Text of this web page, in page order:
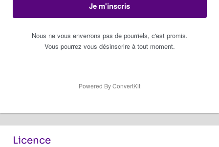
Je m'inscris
Nous ne vous enverrons pas de pourriels, c'est promis.
Vous pourrez vous désinscrire à tout moment.
Powered By ConvertKit
Licence